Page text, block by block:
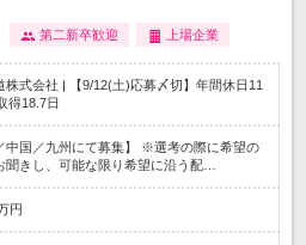
第二新卒歓迎 上場企業
株式会社 | 【9/12(土)応募〆切】年間休日11
得18.7日
中国／九州にて募集】 ※選考の際に希望の
聞きし、可能な限り希望に沿う配…
円